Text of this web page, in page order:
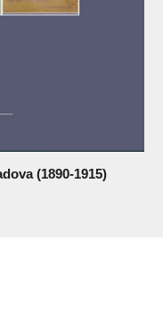
(1890-1915)